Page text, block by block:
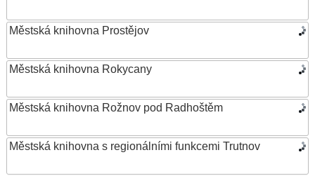
Městská knihovna Prostějov
Městská knihovna Rokycany
Městská knihovna Rožnov pod Radhoštěm
Městská knihovna s regionálními funkcemi Trutnov